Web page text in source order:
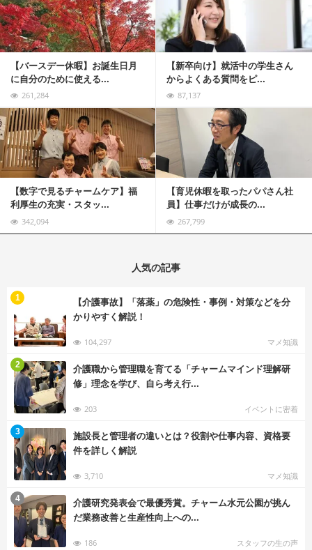
【バースデー休暇】お誕生日月
に自分のために使える...
261,284
【新卒向け】就活中の学生さん
からよくある質問をピ...
87,137
【数字で見るチャームケア】福
利厚生の充実・スタッ...
342,094
【育児休暇を取ったパパさん社
員】仕事だけが成長の...
267,799
記事を読む
人気の記事
【介護事故】「落薬」の危険性・事例・対策などを分
かりやすく解説！
104,297 マメ知識
1
介護職から管理職を育てる「チャームマインド理解研
修」理念を学び、自ら考え行...
203 イベントに密着
2
施設長と管理者の違いとは？役割や仕事内容、資格要
件を詳しく解説
3,710 マメ知識
3
介護研究発表会で最優秀賞。チャーム水元公園が挑ん
だ業務改善と生産性向上への...
186 スタッフの生の声
4